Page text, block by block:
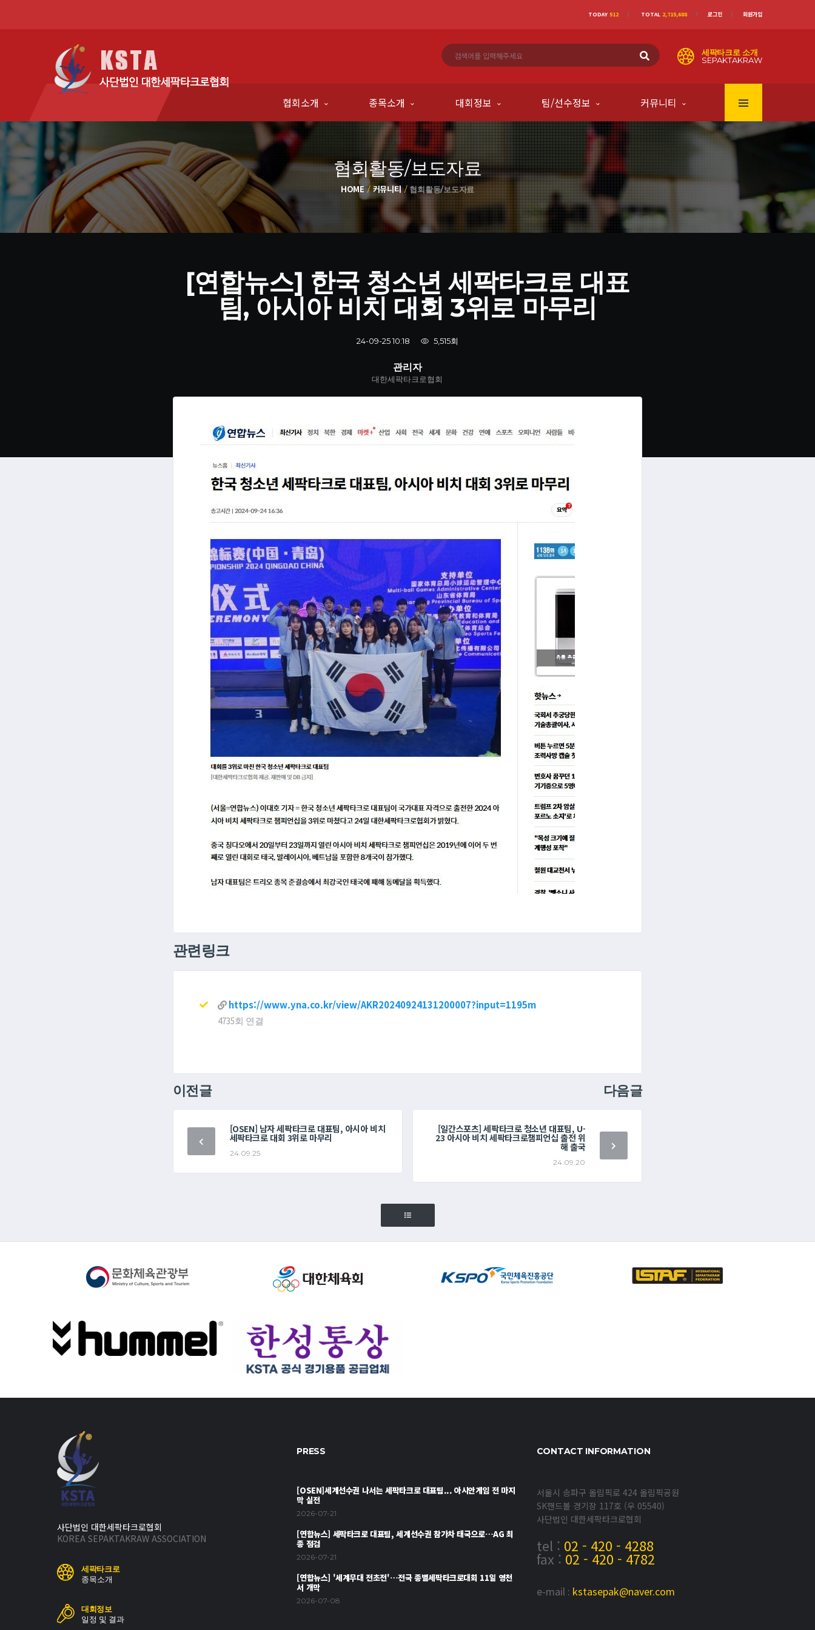
TODAY 512 TOTAL 2,715,688 로그인 회원가입
세팍타크로 소개
SEPAKTAKRAW
협회소개 종목소개 대회정보 팀/선수정보 커뮤니티
협회활동/보도자료
HOME 커뮤니티 협회활동/보도자료
[연합뉴스] 한국 청소년 세팍타크로 대표
팀, 아시아 비치 대회 3위로 마무리
24-09-25 10:18 5,515회
관리자
대한세팍타크로협회
관련링크
https://www.yna.co.kr/view/AKR20240924131200007?input=1195m
4735회 연결
이전글
[OSEN] 남자 세팍타크로 대표팀, 아시아 비치
세팍타크로 대회 3위로 마무리
24.09.25
다음글
[일간스포츠] 세팍타크로 청소년 대표팀, U-
23 아시아 비치 세팍타크로챔피언십 출전 위
해 출국
24.09.20
사단법인 대한세팍타크로협회
KOREA SEPAKTAKRAW ASSOCIATION
세팍타크로
종목소개
대회정보
일정 및 결과
PRESS
[OSEN]세계선수권 나서는 세팍타크로 대표팀... 아시안게임 전 마지
막 실전
2026-07-21
[연합뉴스] 세팍타크로 대표팀, 세계선수권 참가차 태국으로…AG 최
종 점검
2026-07-21
[연합뉴스] '세계무대 전초전'…전국 종별세팍타크로대회 11일 영천
서 개막
2026-07-08
CONTACT INFORMATION
서울시 송파구 올림픽로 424 올림픽공원
SK핸드볼 경기장 117호 (우 05540)
사단법인 대한세팍타크로협회
tel : 02 - 420 - 4288
fax : 02 - 420 - 4782
e-mail : kstasepak@naver.com